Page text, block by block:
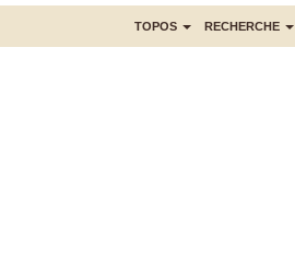
TOPOS RECHERCHE